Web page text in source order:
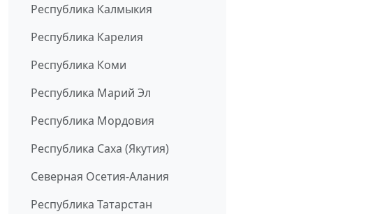
Республика Калмыкия
Республика Карелия
Республика Коми
Республика Марий Эл
Республика Мордовия
Республика Саха (Якутия)
Северная Осетия-Алания
Республика Татарстан